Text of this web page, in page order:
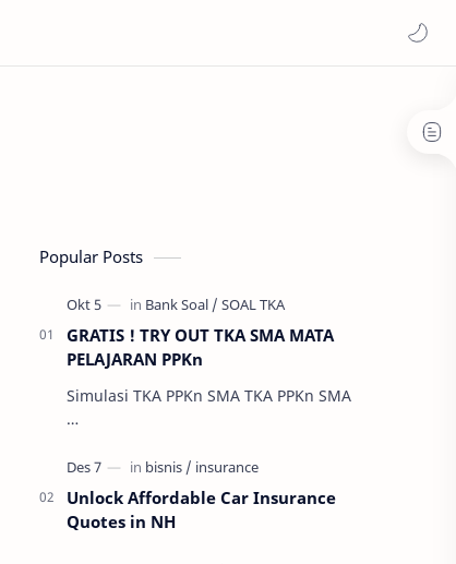
Popular Posts
GRATIS ! TRY OUT TKA SMA MATA
PELAJARAN PPKn
Simulasi TKA PPKn SMA TKA PPKn SMA
…
Unlock Affordable Car Insurance
Quotes in NH